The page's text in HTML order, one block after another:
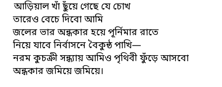
আড়িয়াল খাঁ ছুঁয়ে গেছে যে চোখ
তারেও বেচে দিবো আমি
জলের ভার অন্ধকার হয়ে পূর্নিমার রাতে
নিয়ে যাবে নির্বাসনে বৈকুন্ঠ পাখি—
নরম কুচক্রী সন্ধ্যায় আমিও পৃথিবী ফুঁড়ে আসবো
অন্ধকার জমিয়ে জমিয়ে।